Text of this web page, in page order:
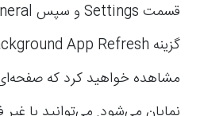
مشاهده خواهید کرد که